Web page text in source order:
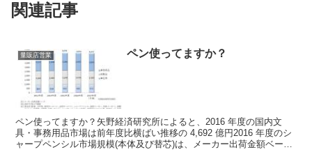
関連記事
量販店営業 ペン使ってますか？
ペン使ってますか？矢野経済研究所によると、2016 年度の国内文
具・事務用品市場は前年度比横ばい推移の 4,692 億円2016 年度のシ
ャープペンシル市場規模(本体及び替芯)は、メーカー出荷金額ベース